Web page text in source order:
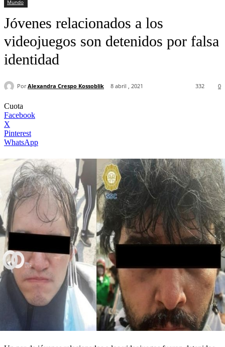
Mundo
Jóvenes relacionados a los
videojuegos son detenidos por falsa
identidad
Por Alexandra Crespo Kossoblik 8 abril , 2021 0
332
Cuota
Facebook
X
Pinterest
WhatsApp